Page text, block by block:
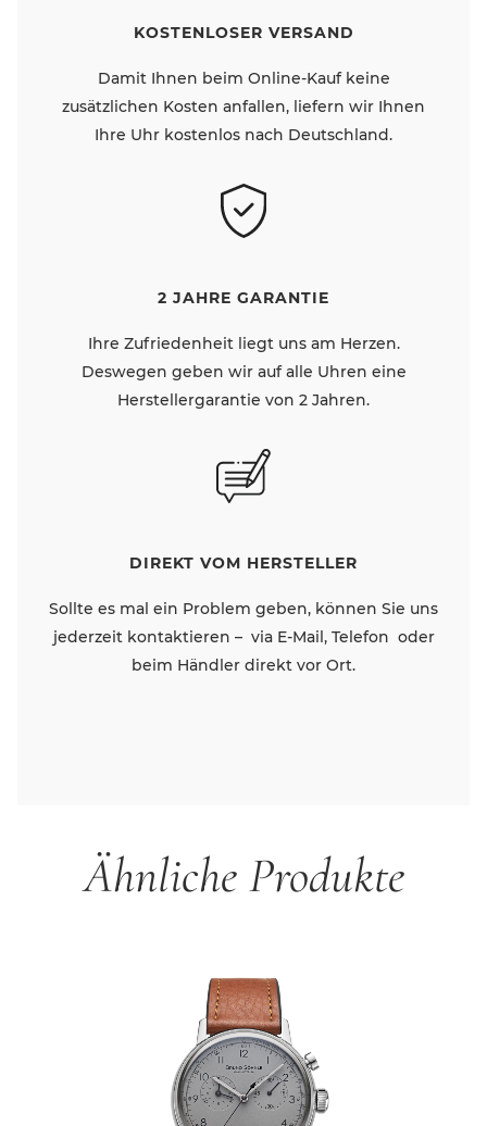
KOSTENLOSER VERSAND
Damit Ihnen beim Online-Kauf keine
zusätzlichen Kosten anfallen, liefern wir Ihnen
Ihre Uhr kostenlos nach Deutschland.
2 JAHRE GARANTIE
Ihre Zufriedenheit liegt uns am Herzen.
Deswegen geben wir auf alle Uhren eine
Herstellergarantie von 2 Jahren.
DIREKT VOM HERSTELLER
Sollte es mal ein Problem geben, können Sie uns
jederzeit kontaktieren – via E-Mail, Telefon oder
beim Händler direkt vor Ort.
Ähnliche Produkte